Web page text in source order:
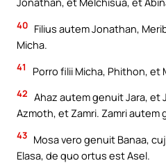
40 Filius autem Jonathan,
Micha.
41 Porro filii Micha, Phithon, et
42 Ahaz autem genuit Jara, et
Azmoth, et Zamri. Zamri autem
43 Mosa vero genuit Banaa,
Elasa, de quo ortus est Asel.